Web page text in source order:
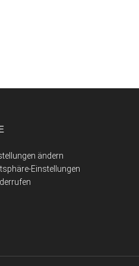
ändern
Einstellungen